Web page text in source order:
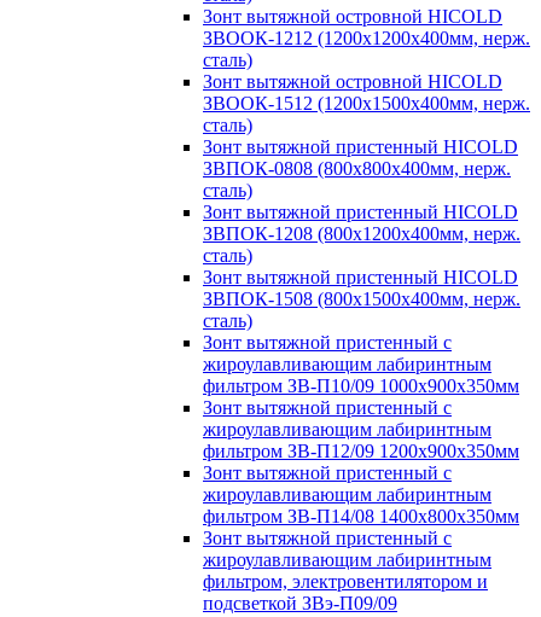
Зонт вытяжной островной HICOLD
ЗВООК-1212 (1200x1200x400мм, нерж.
сталь)
Зонт вытяжной островной HICOLD
ЗВООК-1512 (1200х1500х400мм, нерж.
сталь)
Зонт вытяжной пристенный HICOLD
ЗВПОК-0808 (800х800х400мм, нерж.
сталь)
Зонт вытяжной пристенный HICOLD
ЗВПОК-1208 (800х1200х400мм, нерж.
сталь)
Зонт вытяжной пристенный HICOLD
ЗВПОК-1508 (800х1500х400мм, нерж.
сталь)
Зонт вытяжной пристенный с
жироулавливающим лабиринтным
фильтром ЗВ-П10/09 1000х900х350мм
Зонт вытяжной пристенный с
жироулавливающим лабиринтным
фильтром ЗВ-П12/09 1200х900х350мм
Зонт вытяжной пристенный с
жироулавливающим лабиринтным
фильтром ЗВ-П14/08 1400х800х350мм
Зонт вытяжной пристенный с
жироулавливающим лабиринтным
фильтром, электровентилятором и
подсветкой ЗВэ-П09/09